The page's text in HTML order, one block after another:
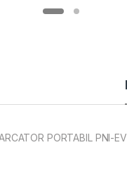
PORTABIL PNI-